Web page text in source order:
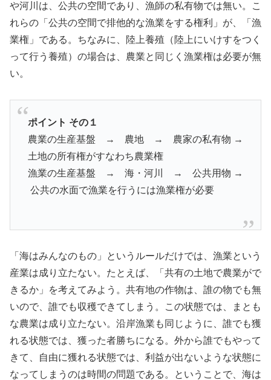
や河川は、公共の空間であり、漁師の私有物では無い。こ
れらの「公共の空間で排他的な漁業をする権利」が、「漁
業権」である。ちなみに、陸上養殖（陸上にいけすをつく
って行う養殖）の場合は、農業と同じく漁業権は必要が無
い。
ポイント その１
農業の生産基盤 → 農地 → 農家の私有物 →
土地の所有権がすなわち農業権
漁業の生産基盤 → 海・河川 → 公共用物 →
公共の水面で漁業を行うには漁業権が必要
「海はみんなのもの」というルールだけでは、漁業という
産業は成り立たない。たとえば、「共有の土地で農業がで
きるか」を考えてみよう。共有地の作物は、誰の物でも無
いので、誰でも収穫できてしまう。この状態では、まとも
な農業は成り立たない。沿岸漁業も同じように、誰でも獲
れる状態では、獲った者勝ちになる。外から誰でもやって
きて、自由に獲れる状態では、利益が出ないような状態に
なってしまうのは時間の問題である。ということで、海は